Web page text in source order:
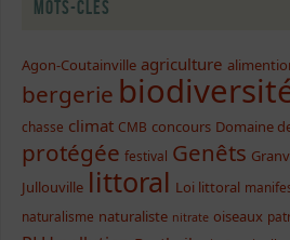
Mots-clés
Agon-Coutainville agriculture
bergerie
chasse climat CMB concours Domaine
protégée festival Genêts
Jullouville littoral Loi littoral
naturalisme naturaliste nitrate oiseaux